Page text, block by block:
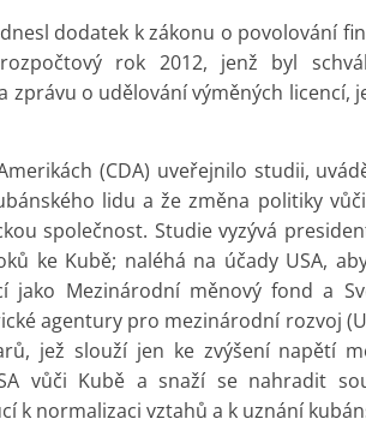
dodatek k zákonu o povolování
rok 2012, jenž byl
zprávu o udělování výměných licencí,
(CDA) uveřejnilo studii,
lidu a že změna politiky
společnost. Studie vyzývá
ke Kubě; naléhá na účady USA,
Mezinárodní měnový fond a
agentury pro mezinárodní rozvoj
jež slouží jen ke zvýšení napětí
vůči Kubě a snaží se nahradit
k normalizaci vztahů a k uznání